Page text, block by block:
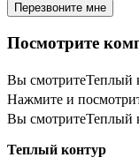
Перезвоните мне
Посмотрите
Вы смотритеТеплый
Нажмите и
Вы смотритеТеплый
Теплый контур